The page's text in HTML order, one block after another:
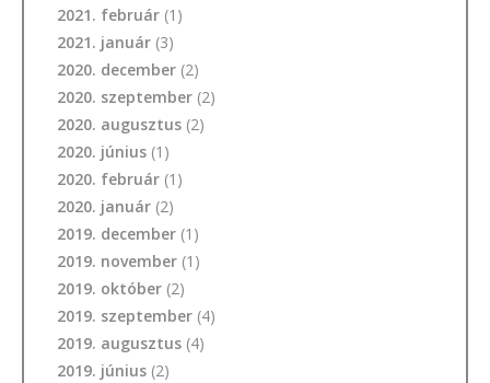
2021. február (1)
2021. január (3)
2020. december (2)
2020. szeptember (2)
2020. augusztus (2)
2020. június (1)
2020. február (1)
2020. január (2)
2019. december (1)
2019. november (1)
2019. október (2)
2019. szeptember (4)
2019. augusztus (4)
2019. június (2)